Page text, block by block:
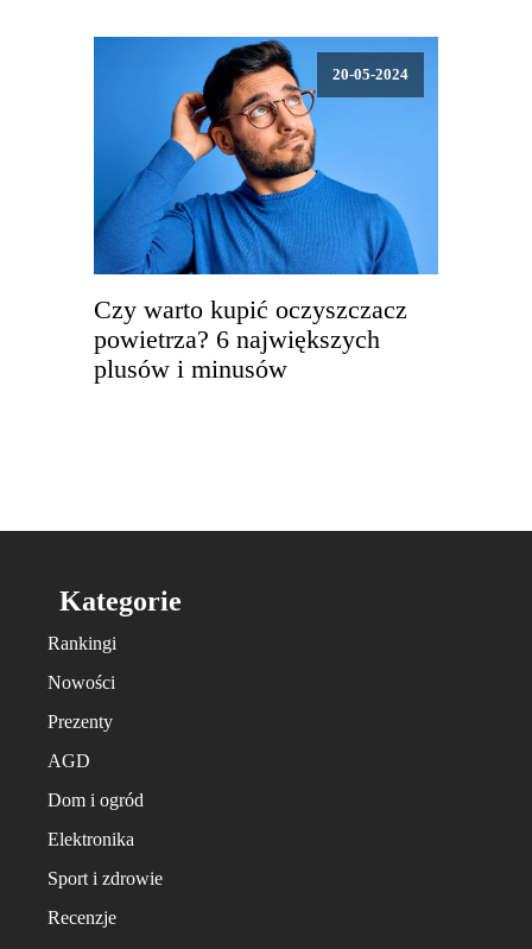
20-05-2024
Czy warto kupić oczyszczacz
powietrza? 6 największych
plusów i minusów
Kategorie
Rankingi
Nowości
Prezenty
AGD
Dom i ogród
Elektronika
Sport i zdrowie
Recenzje